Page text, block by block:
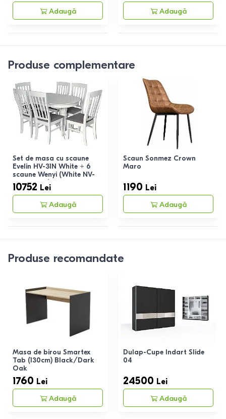
Adaugă
Adaugă
Produse complementare
Set de masa cu scaune
Evelin HV-31N White + 6
scaune Wenyi (White NV-
10WP Grey)
10752 Lei
Adaugă
Scaun Sonmez Crown
Maro
1190 Lei
Adaugă
Produse recomandate
Masa de birou Smartex
Tab (130cm) Black/Dark
Oak
1760 Lei
Adaugă
Dulap-Cupe Indart Slide
04
24500 Lei
Adaugă